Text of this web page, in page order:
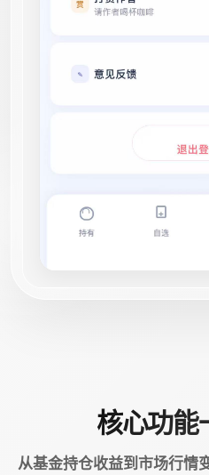
核心功能
从基金持仓收益到市场行情